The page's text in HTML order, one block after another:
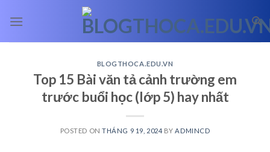
BLOGTHOCA.EDU.VN
Top 15 Bài văn tả cảnh trường em
trước buổi học (lớp 5) hay nhất
POSTED ONTHÁNG 9 19, 2024 BY ADMINCD